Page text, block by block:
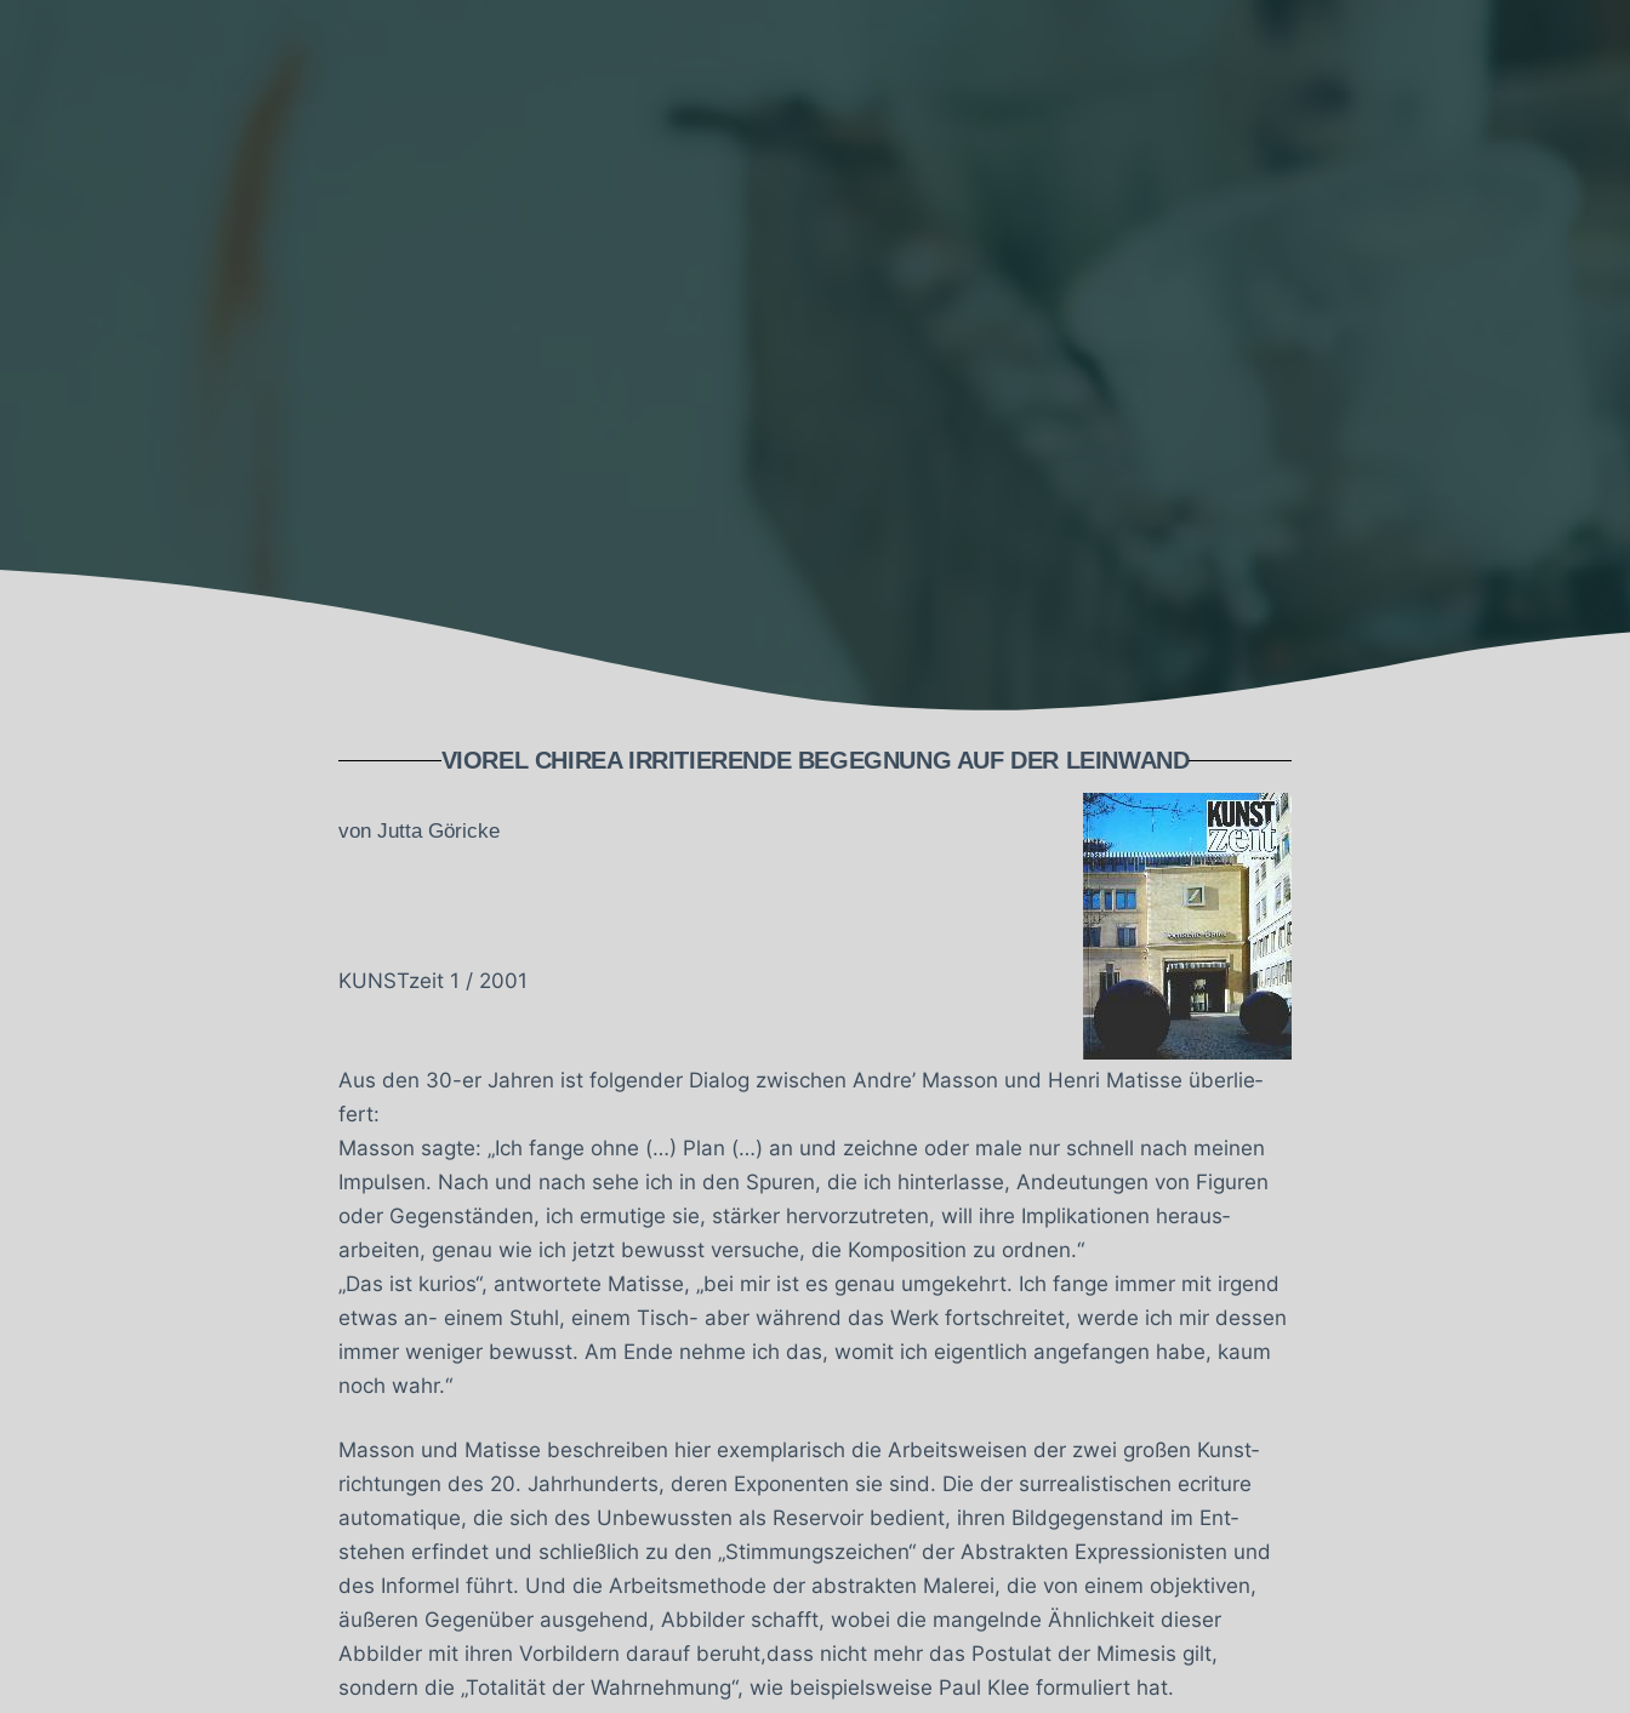
VIOREL CHIREA IRRITIERENDE BEGEGNUNG AUF DER LEINWAND
von Jutta Göricke
KUNSTzeit 1 / 2001
Aus den 30-er Jahren ist folgender Dialog zwi­schen Andre’ Masson und Henri Matisse überlie­
fert:
Masson sagte: „Ich fange ohne (…) Plan (…) an und zeichne oder male nur schnell nach meinen
Impulsen. Nach und nach sehe ich in den Spu­ren, die ich hinterlasse, Andeutungen von Figu­ren
oder Gegenständen, ich ermutige sie, stärker hervorzutreten, will ihre Implikationen heraus­
arbeiten, genau wie ich jetzt bewusst versuche, die Komposition zu ordnen.“
„Das ist kurios“, antwortete Matisse, „bei mir ist es genau umgekehrt. Ich fange immer mit irgend
etwas an- einem Stuhl, einem Tisch- ­aber während das Werk fortschreitet, werde ich mir dessen
immer weniger bewusst. Am Ende nehme ich das, womit ich eigentlich angefangen habe, kaum
noch wahr.“
Masson und Matisse beschreiben hier exempla­risch die Arbeitsweisen der zwei großen Kunst­
richtungen des 20. Jahrhunderts, deren Exponen­ten sie sind. Die der surrealistischen ecriture
automatique, die sich des Unbewussten als Reservoir bedient, ihren Bildgegenstand im Ent­
stehen erfindet und schließlich zu den „Stim­mungszeichen“ der Abstrakten Expressionisten und
des Informel führt. Und die Arbeitsmethode der abstrakten Malerei, die von einem objekti­ven,
äußeren Gegenüber ausgehend, Abbilder schafft, wobei die mangelnde Ähnlichkeit dieser
Abbilder mit ihren Vorbildern darauf beruht,dass nicht mehr das Postulat der Mimesis gilt,
sondern die „Totalität der Wahrnehmung“, wie beispielsweise Paul Klee formuliert hat.